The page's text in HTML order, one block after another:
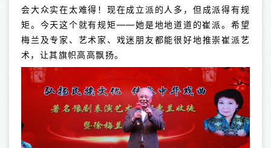
会大众实在太难得！现在成立派的人多，但成派得有规
矩。今天这个就有规矩——她是地地道道的崔派。希望
梅兰及专家、艺术家、戏迷朋友都能很好地推崇崔派艺
术，让其旗帜高高飘扬。